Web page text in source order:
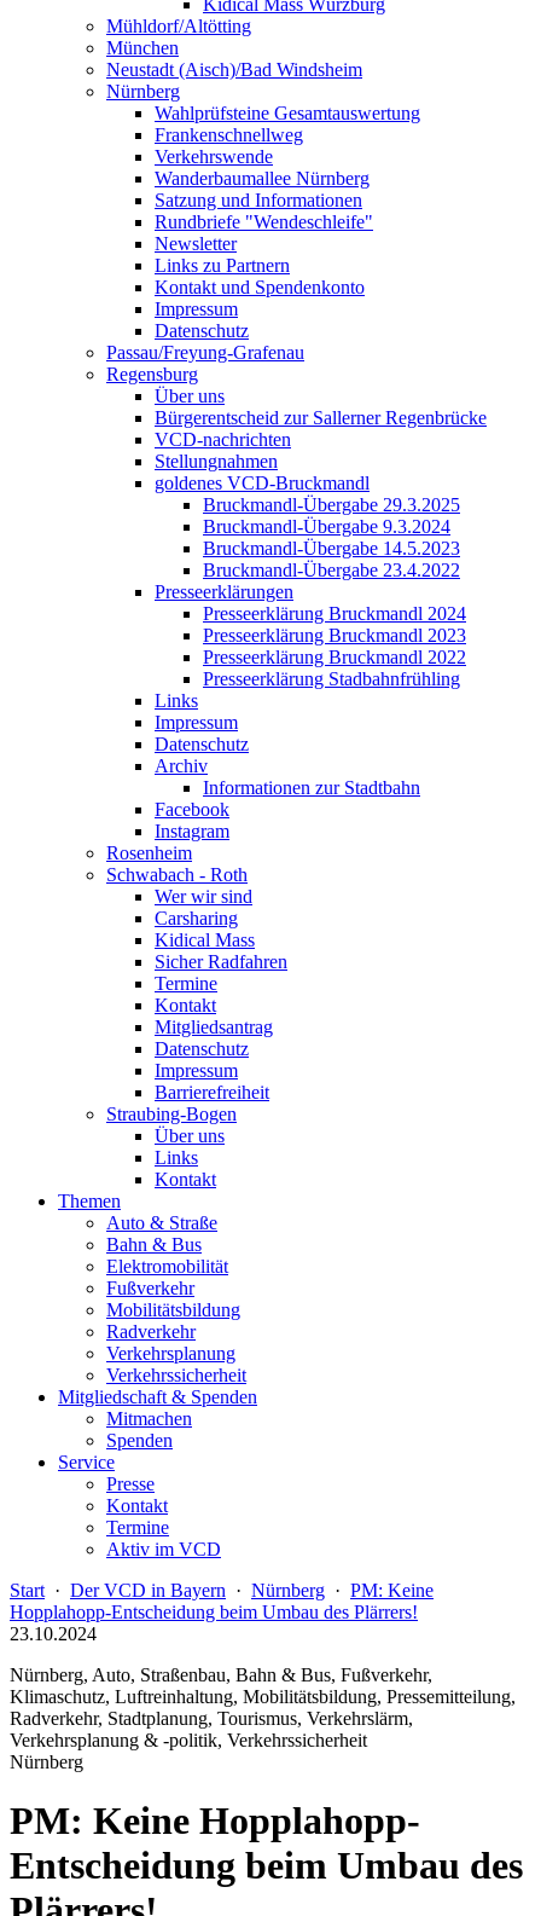
Kidical Mass Würzburg
Mühldorf/Altötting
München
Neustadt (Aisch)/Bad Windsheim
Nürnberg
Wahlprüfsteine Gesamtauswertung
Frankenschnellweg
Verkehrswende
Wanderbaumallee Nürnberg
Satzung und Informationen
Rundbriefe "Wendeschleife"
Newsletter
Links zu Partnern
Kontakt und Spendenkonto
Impressum
Datenschutz
Passau/Freyung-Grafenau
Regensburg
Über uns
Bürgerentscheid zur Sallerner Regenbrücke
VCD-nachrichten
Stellungnahmen
goldenes VCD-Bruckmandl
Bruckmandl-Übergabe 29.3.2025
Bruckmandl-Übergabe 9.3.2024
Bruckmandl-Übergabe 14.5.2023
Bruckmandl-Übergabe 23.4.2022
Presseerklärungen
Presseerklärung Bruckmandl 2024
Presseerklärung Bruckmandl 2023
Presseerklärung Bruckmandl 2022
Presseerklärung Stadbahnfrühling
Links
Impressum
Datenschutz
Archiv
Informationen zur Stadtbahn
Facebook
Instagram
Rosenheim
Schwabach - Roth
Wer wir sind
Carsharing
Kidical Mass
Sicher Radfahren
Termine
Kontakt
Mitgliedsantrag
Datenschutz
Impressum
Barrierefreiheit
Straubing-Bogen
Über uns
Links
Kontakt
Themen
Auto & Straße
Bahn & Bus
Elektromobilität
Fußverkehr
Mobilitätsbildung
Radverkehr
Verkehrsplanung
Verkehrssicherheit
Mitgliedschaft & Spenden
Mitmachen
Spenden
Service
Presse
Kontakt
Termine
Aktiv im VCD
Start · Der VCD in Bayern · Nürnberg · PM: Keine
Hopplahopp-Entscheidung beim Umbau des Plärrers!
23.10.2024
Nürnberg, Auto, Straßenbau, Bahn & Bus, Fußverkehr,
Klimaschutz, Luftreinhaltung, Mobilitätsbildung, Pressemitteilung,
Radverkehr, Stadtplanung, Tourismus, Verkehrslärm,
Verkehrsplanung & -politik, Verkehrssicherheit
Nürnberg
PM: Keine Hopplahopp-
Entscheidung beim Umbau des